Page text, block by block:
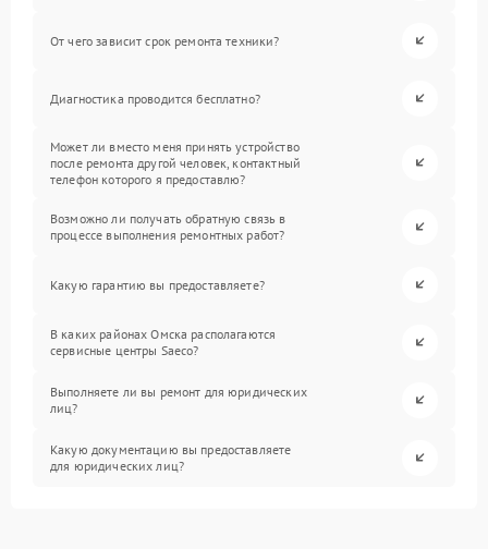
От чего зависит срок ремонта техники?
Диагностика проводится бесплатно?
Может ли вместо меня принять устройство
после ремонта другой человек, контактный
телефон которого я предоставлю?
Возможно ли получать обратную связь в
процессе выполнения ремонтных работ?
Какую гарантию вы предоставляете?
В каких районах Омска располагаются
сервисные центры Saeco?
Выполняете ли вы ремонт для юридических
лиц?
Какую документацию вы предоставляете
для юридических лиц?